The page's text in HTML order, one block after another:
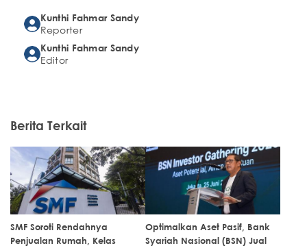
Kunthi Fahmar Sandy
Reporter
Kunthi Fahmar Sandy
Editor
Berita Terkait
SMF Soroti Rendahnya
Penjualan Rumah, Kelas
Optimalkan Aset Pasif, Bank
Syariah Nasional (BSN) Jual